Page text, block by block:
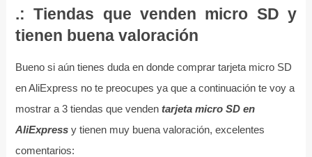
.: Tiendas que venden micro SD y
tienen buena valoración
Bueno si aún tienes duda en donde comprar tarjeta micro SD
en AliExpress no te preocupes ya que a continuación te voy a
mostrar a 3 tiendas que vendentarjeta micro SD en
AliExpress y tienen muy buena valoración, excelentes
comentarios: